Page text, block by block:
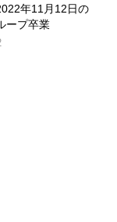
年11月12日の
ープ卒業